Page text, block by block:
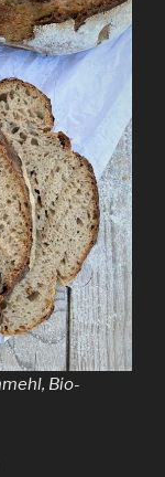
Bio-